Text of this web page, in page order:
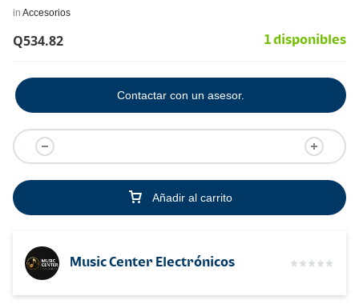
in Accesorios
Q534.82 1 disponibles
Añadir al carrito
Contactar con un asesor.
Music Center Electrónicos